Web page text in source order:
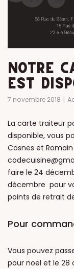
NOTRE
EST
7 novembre 2018
La carte traiteur
disponible, vous
Cosnes et
faire le 24
décembre pour
points de retrait
Pour
Vous pouvez
pour noël et le 28